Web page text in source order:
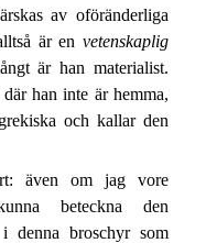
av oföränderliga
är envetenskaplig
är han materialist.
han inte är hemma,
och kallar den
även om jag vore
beteckna den
i denna broschyr som